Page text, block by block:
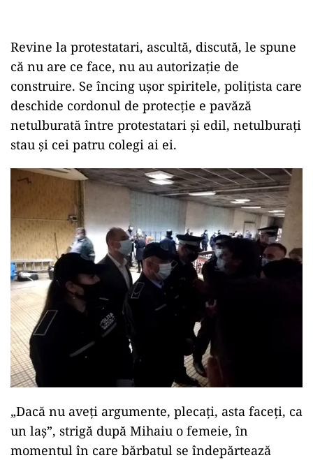
Revine la protestatari, ascultă, discută, le spune
că nu are ce face, nu au autorizație de
construire. Se încing ușor spiritele, polițista care
deschide cordonul de protecție e pavăză
netulburată între protestatari și edil, netulburați
stau și cei patru colegi ai ei.
„Dacă nu aveți argumente, plecați, asta faceți, ca
un laș”, strigă după Mihaiu o femeie, în
momentul în care bărbatul se îndepărtează